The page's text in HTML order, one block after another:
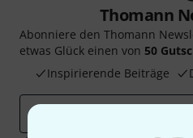
Thomann
Abonniere den Thomann
etwas Glück einen von 50
Inspirierende Beiträge